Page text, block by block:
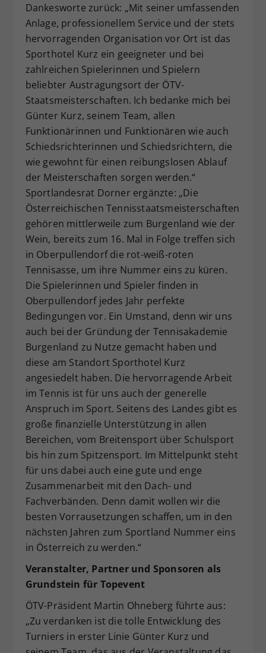
Dankesworte zurück: „Mit seiner umfassenden
Anlage, professionellem Service und der stets
hervorragenden Organisation vor Ort ist das
Sporthotel Kurz ein geeigneter und bei
zahlreichen Spielerinnen und Spielern
beliebter Austragungsort der ÖTV-
Staatsmeisterschaften. Ich bedanke mich bei
Günter Kurz, seinem Team, allen
Funktionärinnen und Funktionären wie auch
Schiedsrichterinnen und Schiedsrichtern, die
wie gewohnt für einen reibungslosen Ablauf
der Meisterschaften sorgen werden.“
Sportlandesrat Dorner ergänzte: „Die
Österreichischen Tennisstaatsmeisterschaften
gehören mittlerweile zum Burgenland wie der
Wein, bereits zum 16. Mal in Folge treffen sich
in Oberpullendorf die rot-weiß-roten
Tennisasse, um ihre Nummer eins zu küren.
Die Spielerinnen und Spieler finden in
Oberpullendorf jedes Jahr perfekte
Bedingungen vor. Ein Umstand, denn wir uns
auch bei der Gründung der Tennisakademie
Burgenland zu Nutze gemacht haben und
diese am Standort Sporthotel Kurz
angesiedelt haben. Die hervorragende Arbeit
im Tennis ist für uns auch der generelle
Anspruch im Sport. Seitens des Landes gibt es
große finanzielle Unterstützung in allen
Bereichen, vom Breitensport über Schulsport
bis hin zum Spitzensport. Im Mittelpunkt steht
für uns dabei auch eine gute und enge
Zusammenarbeit mit den Dach- und
Fachverbänden. Denn damit wollen wir die
besten Vorrausetzungen schaffen, um in den
nächsten Jahren zum Sportland Nummer eins
in Österreich zu werden.“
Veranstalter, Partner und Sponsoren als
Grundstein für Topevent
ÖTV-Präsident Martin Ohneberg führte aus:
„Zu verdanken ist die tolle Entwicklung des
Turniers in erster Linie Günter Kurz und